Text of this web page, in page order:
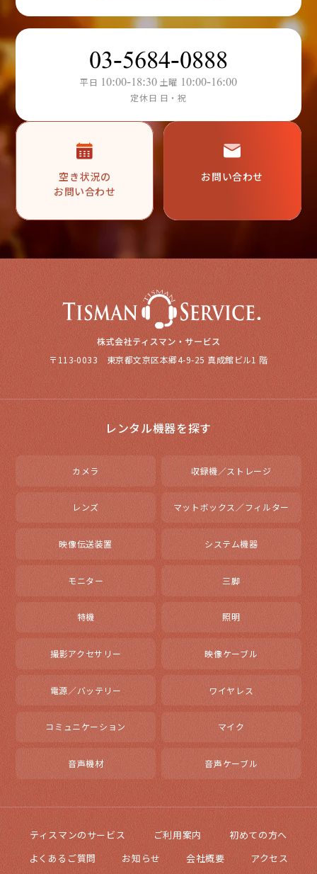
03-5684-0888
平日 10:00-18:30 土曜 10:00-16:00
定休日 日・祝
空き状況の
お問い合わせ
お問い合わせ
〒113-0033 東京都文京区本郷4-9-25 真成館ビル1 階
レンタル機器を探す
カメラ 収録機／ストレージ
レンズ マットボックス／フィルター
映像伝送装置 システム機器
モニター 三脚
特機 照明
撮影アクセサリー 映像ケーブル
電源／バッテリー ワイヤレス
コミュニケーション マイク
音声機材 音声ケーブル
ティスマンのサービス ご利用案内
初めての方へ
よくあるご質問
お知らせ 会社概要 アクセス